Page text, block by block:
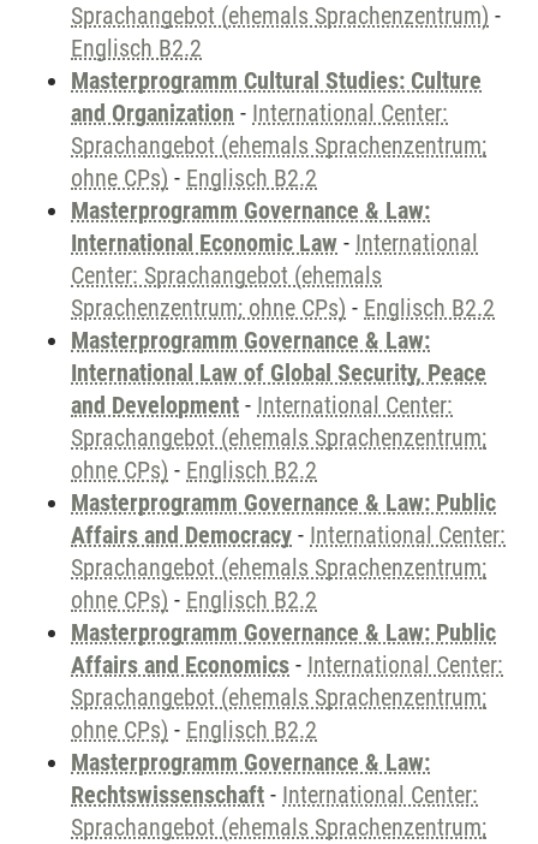
Sprachangebot (ehemals Sprachenzentrum) -
Englisch B2.2
Masterprogramm Cultural Studies: Culture
and Organization - International Center:
Sprachangebot (ehemals Sprachenzentrum;
ohne CPs) - Englisch B2.2
Masterprogramm Governance & Law:
International Economic Law - International
Center: Sprachangebot (ehemals
Sprachenzentrum; ohne CPs) - Englisch B2.2
Masterprogramm Governance & Law:
International Law of Global Security, Peace
and Development - International Center:
Sprachangebot (ehemals Sprachenzentrum;
ohne CPs) - Englisch B2.2
Masterprogramm Governance & Law: Public
Affairs and Democracy - International Center:
Sprachangebot (ehemals Sprachenzentrum;
ohne CPs) - Englisch B2.2
Masterprogramm Governance & Law: Public
Affairs and Economics - International Center:
Sprachangebot (ehemals Sprachenzentrum;
ohne CPs) - Englisch B2.2
Masterprogramm Governance & Law:
Rechtswissenschaft - International Center:
Sprachangebot (ehemals Sprachenzentrum;